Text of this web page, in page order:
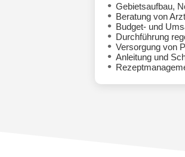
Gebietsaufbau,
Beratung von
Budget- und
Durchführung
Versorgung von
Anleitung und